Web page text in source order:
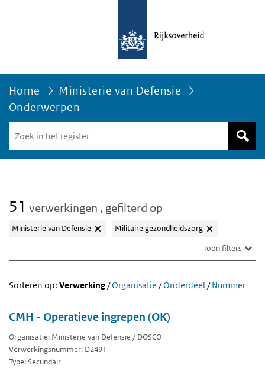
Home
Ministerie van Defensie
Onderwerpen
in
het
51 verwerkingen , gefilterd op
Ministerie van Defensie
Militaire gezondheidszorg
Toon filters
Sorteren op: Verwerking/Organisatie /Onderdeel /Nummer
CMH - Operatieve ingrepen (OK)
Organisatie: Ministerie van Defensie / DOSCO
Verwerkingsnummer: D2491
Type: Secundair